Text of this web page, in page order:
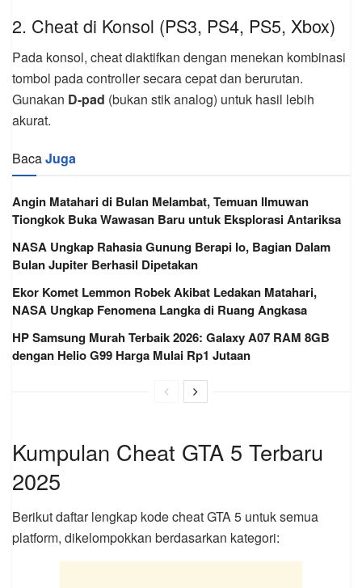
2. Cheat di Konsol (PS3, PS4, PS5, Xbox)
Pada konsol, cheat diaktifkan dengan menekan kombinasi
tombol pada controller secara cepat dan berurutan.
Gunakan D-pad (bukan stik analog) untuk hasil lebih
akurat.
BacaJuga
Angin Matahari di Bulan Melambat, Temuan Ilmuwan
Tiongkok Buka Wawasan Baru untuk Eksplorasi Antariksa
NASA Ungkap Rahasia Gunung Berapi Io, Bagian Dalam
Bulan Jupiter Berhasil Dipetakan
Ekor Komet Lemmon Robek Akibat Ledakan Matahari,
NASA Ungkap Fenomena Langka di Ruang Angkasa
HP Samsung Murah Terbaik 2026: Galaxy A07 RAM 8GB
dengan Helio G99 Harga Mulai Rp1 Jutaan
Kumpulan Cheat GTA 5 Terbaru
2025
Berikut daftar lengkap kode cheat GTA 5 untuk semua
platform, dikelompokkan berdasarkan kategori: